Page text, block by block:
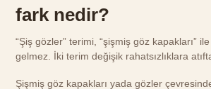
fark nedir?
“Şiş gözler” terimi, “şişmiş göz kapakları”
gelmez. İki terim değişik rahatsızlıklara
Şişmiş göz kapakları yada gözler